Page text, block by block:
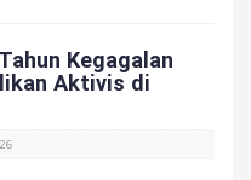
Kegagalan
Aktivis di